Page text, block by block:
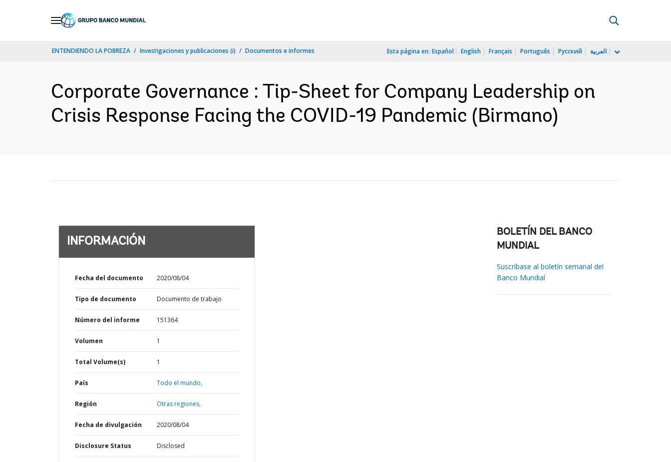
ENTENDIENDO LA POBREZA Investigaciones y publicaciones (i) Documentos e informes Esta página en: Español English Français Português Русский العربية
Corporate Governance : Tip-Sheet for Company Leadership on
Crisis Response Facing the COVID-19 Pandemic (Birmano)
INFORMACIÓN
Fecha del documento 2020/08/04
Tipo de documento Documento de trabajo
Número del informe 151364
Volumen 1
Total Volume(s) 1
País Todo el mundo,
Región Otras regiones,
Fecha de divulgación 2020/08/04
Disclosure Status Disclosed
BOLETÍN DEL BANCO
MUNDIAL
Suscríbase al boletín semanal del
Banco Mundial